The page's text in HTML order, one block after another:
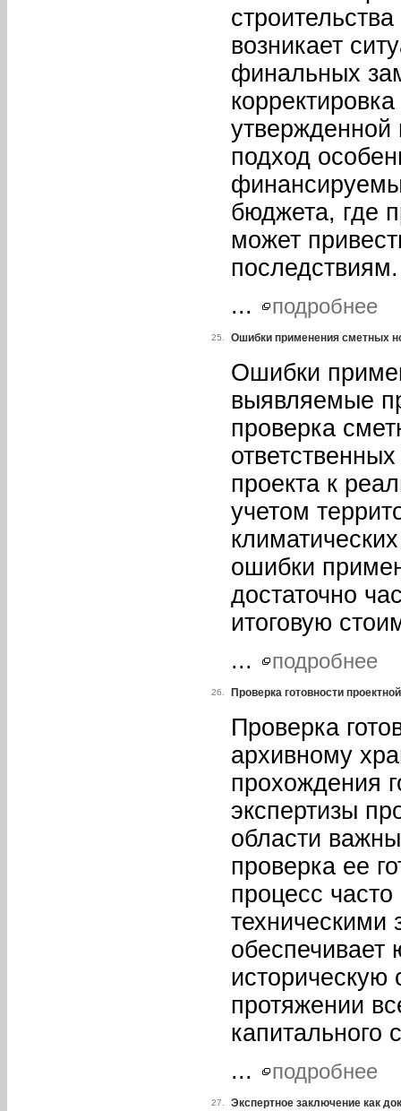
возникает
финальных
утвержденной
подход
бюджета, где
может
последствиям.
...
подробнее
25. Ошибки применения сметных
Ошибки
выявляемые
проверка
проекта к
учетом
ошибки
достаточно
итоговую
...
подробнее
26. Проверка готовности
Проверка
архивному
прохождения
экспертизы
области
проверка ее
процесс
техническими
обеспечивает
историческую
протяжении
капитального
...
подробнее
27. Экспертное заключение как